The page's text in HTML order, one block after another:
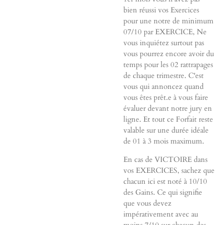
bien réussi vos Exercices
pour une notre de minimum
07/10 par EXERCICE, Ne
vous inquiétez surtout pas
vous pourrez encore avoir du
temps pour les 02 rattrapages
de chaque trimestre. C'est
vous qui annoncez quand
vous êtes prêt.e à vous faire
évaluer devant notre jury en
ligne. Et tout ce Forfait reste
valable sur une durée idéale
de 01 à 3 mois maximum.
En cas de VICTOIRE dans
vos EXERCICES, sachez que
chacun ici est noté à 10/10
des Gains. Ce qui signifie
que vous devez
impérativement avec au